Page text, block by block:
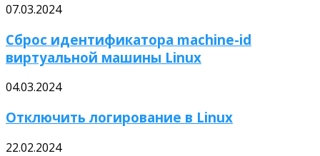
07.03.2024
Сброс идентификатора machine-id
виртуальной машины Linux
04.03.2024
Отключить логирование в Linux
22.02.2024